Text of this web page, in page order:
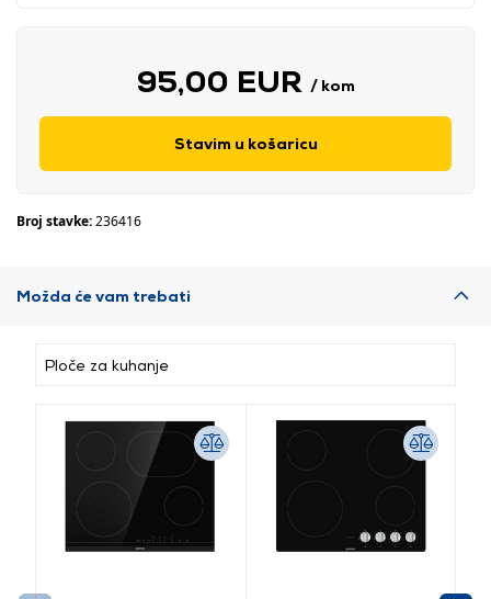
95,00 EUR / kom
Stavim u košaricu
Broj stavke:236416
Možda će vam trebati
Ploče za kuhanje